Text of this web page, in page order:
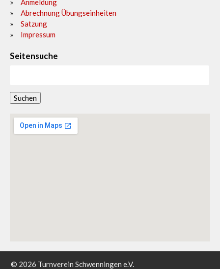
Anmeldung
Abrechnung Übungseinheiten
Satzung
Impressum
Seitensuche
Suchen
© 2026 Turnverein Schwenningen e.V.